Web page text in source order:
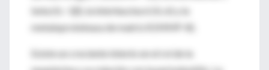
beta (IL−1β), la interleucina 6 (IL-6) y la
metaloproteinasa de matriz 8 (MMP-8).
Existe un creciente interés en el rol de la